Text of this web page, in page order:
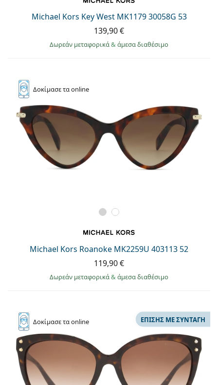
Michael Kors Key West MK1179 30058G 53
139,90 €
Δωρεάν μεταφορικά& άμεσα διαθέσιμο
Δοκίμασετα online
Michael Kors Roanoke MK2259U 403113 52
119,90 €
Δωρεάν μεταφορικά& άμεσα διαθέσιμο
Δοκίμασετα online ΕΠΊΣΗΣ ΜΕ ΣΥΝΤΑΓΉ